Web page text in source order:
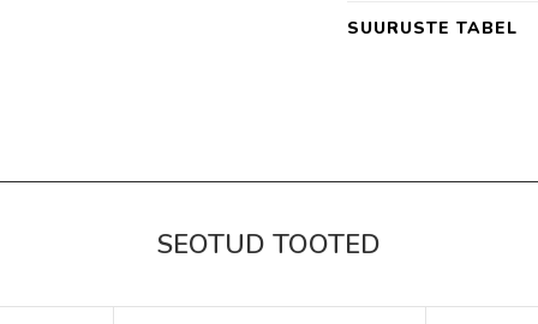
SUURUSTE TABEL
SEOTUD TOOTED